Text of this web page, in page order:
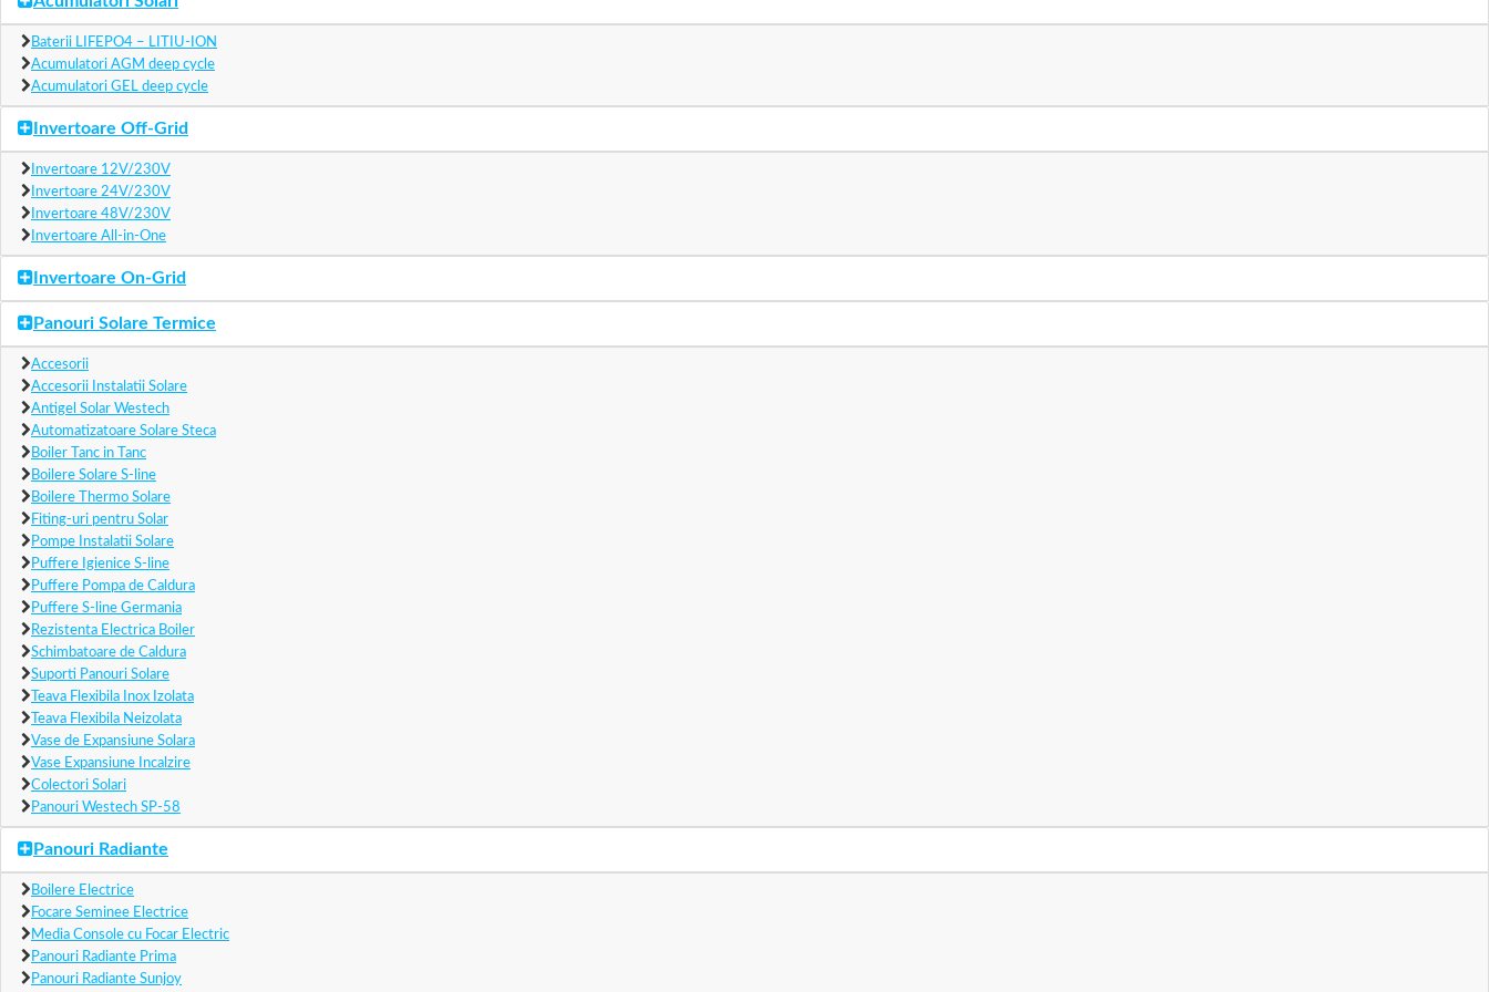
Baterii LIFEPO4 – LITIU-ION
Acumulatori AGM deep cycle
Acumulatori GEL deep cycle
Invertoare Off-Grid
Invertoare 12V/230V
Invertoare 24V/230V
Invertoare 48V/230V
Invertoare All-in-One
Invertoare On-Grid
Panouri Solare Termice
Accesorii
Accesorii Instalatii Solare
Antigel Solar Westech
Automatizatoare Solare Steca
Boiler Tanc in Tanc
Boilere Solare S-line
Boilere Thermo Solare
Fiting-uri pentru Solar
Pompe Instalatii Solare
Puffere Igienice S-line
Puffere Pompa de Caldura
Puffere S-line Germania
Rezistenta Electrica Boiler
Schimbatoare de Caldura
Suporti Panouri Solare
Teava Flexibila Inox Izolata
Teava Flexibila Neizolata
Vase de Expansiune Solara
Vase Expansiune Incalzire
Colectori Solari
Panouri Westech SP-58
Panouri Radiante
Boilere Electrice
Focare Seminee Electrice
Media Console cu Focar Electric
Panouri Radiante Prima
Panouri Radiante Sunjoy